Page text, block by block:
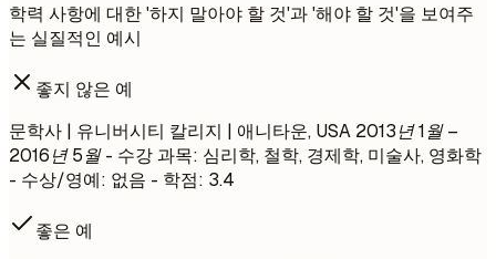
학력 사항에 대한 '하지 말아야 할 것'과 '해야 할 것'을 보여주
는 실질적인 예시
좋지 않은 예
문학사 | 유니버시티 칼리지 | 애니타운, USA 2013년 1월 –
2016년 5월- 수강 과목: 심리학, 철학, 경제학, 미술사, 영화학
- 수상/영예: 없음 - 학점: 3.4
좋은 예